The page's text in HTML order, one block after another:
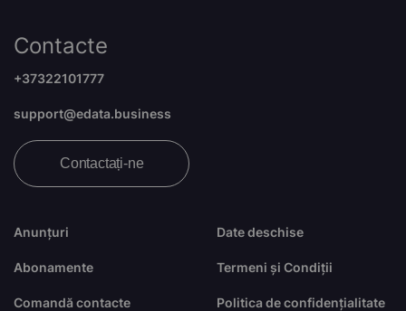
Anunțuri
Abonamente
Comandă contacte
Date deschise
Termeni și Condiții
Politica de confidențialitate
Contacte
+37322101777
support@edata.business
Contactați-ne